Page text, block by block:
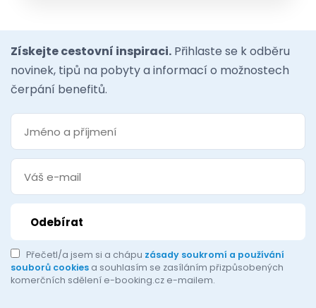
Získejte cestovní inspiraci. Přihlaste se k odběru
novinek, tipů na pobyty a informací o možnostech
čerpání benefitů.
Přečetl/a jsem si a chápu zásady soukromí a používání
souborů cookies a souhlasím se zasíláním přizpůsobených
komerčních sdělení e-booking.cz e-mailem.